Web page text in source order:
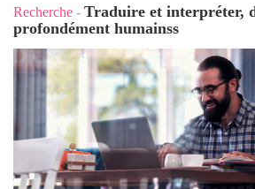
Recherche - Traduire et interpréter,
profondément humainss